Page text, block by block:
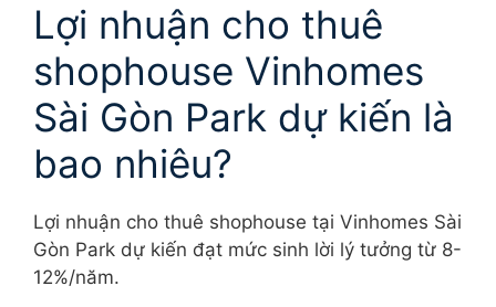
Lợi nhuận cho thuê
shophouse Vinhomes
Sài Gòn Park dự kiến là
bao nhiêu?
Lợi nhuận cho thuê shophouse tại Vinhomes Sài
Gòn Park dự kiến đạt mức sinh lời lý tưởng từ 8-
12%/năm.